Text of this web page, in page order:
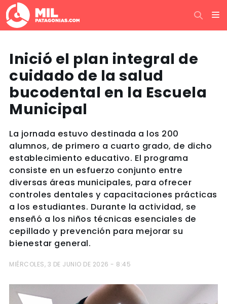
Inició el plan integral de
cuidado de la salud
bucodental en la Escuela
Municipal
La jornada estuvo destinada a los 200
alumnos, de primero a cuarto grado, de dicho
establecimiento educativo. El programa
consiste en un esfuerzo conjunto entre
diversas áreas municipales, para ofrecer
controles dentales y capacitaciones prácticas
a los estudiantes. Durante la actividad, se
enseñó a los niños técnicas esenciales de
cepillado y prevención para mejorar su
bienestar general.
MIÉRCOLES, 3 DE JUNIO DE 2026 - 8:45